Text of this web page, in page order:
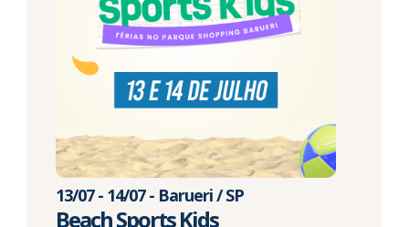
13/07 - 14/07 - Barueri / SP
Beach Sports Kids